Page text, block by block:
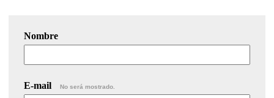
Nombre
E-mail No será mostrado.